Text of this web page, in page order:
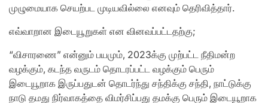
முழுமையாக செயற்பட முடியவில்லை எனவும் தெரிவித்தார்.
எவ்வாறான இடையூறுகள் என வினவப்பட்டதற்கு;
“விசாரணை” என்னும் பயமும், 2023க்கு முற்பட்ட நீதிமன்ற
வழக்கும், கடந்த வருடம் தொடரப்பட்ட வழக்கும் பெரும்
இடையூறாக இருப்பதுடன் தொடர்ந்து சந்திக்கு சந்தி, நாட்டுக்கு
நாடு தமது நிர்வாகத்தை விமர்சிப்பது தமக்கு பெரும் இடையூறாக